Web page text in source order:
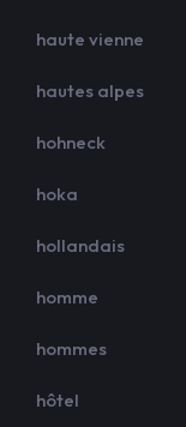
haute vienne
hautes alpes
hohneck
hoka
hollandais
homme
hommes
hôtel